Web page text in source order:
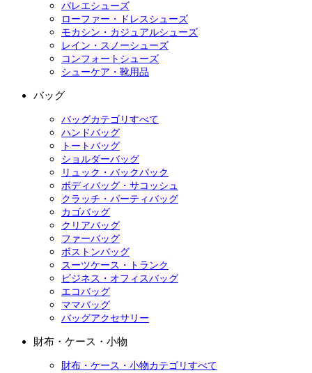
バレエシューズ
ローファー・ドレスシューズ
モカシン・カジュアルシューズ
レイン・スノーシューズ
コンフォートシューズ
シューケア・靴用品
バッグ
バッグカテゴリすべて
ハンドバッグ
トートバッグ
ショルダーバッグ
リュック・バックパック
ボディバッグ・サコッシュ
クラッチ・パーティバッグ
カゴバッグ
クリアバッグ
ファーバッグ
ボストンバッグ
スーツケース・トランク
ビジネス・オフィスバッグ
エコバッグ
ママバッグ
バッグアクセサリー
財布・ケース・小物
財布・ケース・小物カテゴリすべて